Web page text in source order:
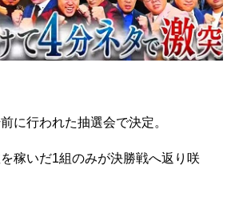
に行われた抽選会で決定。
稼いだ1組のみが決勝戦へ返り咲